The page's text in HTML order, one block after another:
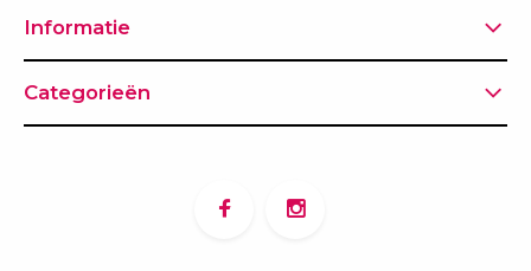
Informatie
Categorieën